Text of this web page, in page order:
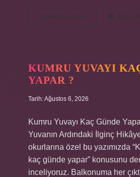
Devamını okuyun
lif
Yorum
KUMRU YUVAYI
YAPAR ?
Tarih: Ağustos 6, 2026
Kumru Yuvayı Kaç Günde
Yuvanın Ardındaki İlginç
okurlarına özel bu yazımızda
kaç günde yapar” konusunu
inceliyoruz. Balkonuma her